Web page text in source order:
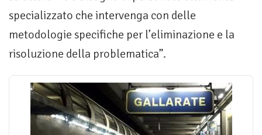
specializzato che intervenga con delle
metodologie specifiche per l’eliminazione e la
risoluzione della problematica”.